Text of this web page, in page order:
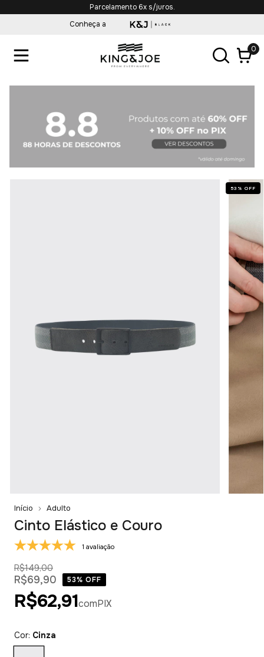
Parcelamento 6x s/juros.
Conheça a
0
53 % OFF
Início Adulto
Cinto Elástico e Couro
1 avaliação
R$149,00
R$69,90 53% OFF
R$62,91comPIX
Cor: Cinza